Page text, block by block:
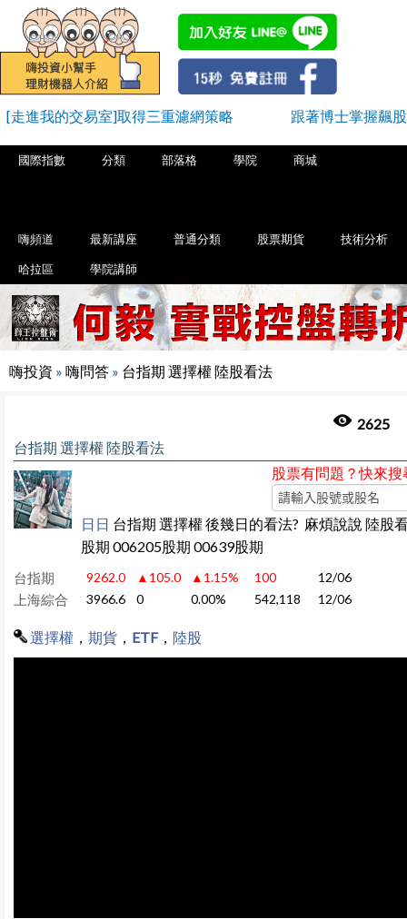
[走進我的交易室]取得三重濾網策略 跟著博士掌握飆
國際指數 分類 部落格 學院 商城
嗨頻道 最新講座 普通分類 股票期貨 技術分析
哈拉區 學院講師
嗨投資 » 嗨問答 » 台指期 選擇權 陸股看法
2625
台指期 選擇權 陸股看法
股票有問題？快來搜
日日 台指期 選擇權 後幾日的看法? 麻煩說說 陸股
股期 006205股期 00639股期
台指期 9262.0 ▲105.0 ▲1.15% 100 12/06
上海綜合 3966.6 0 0.00% 542,118 12/06
選擇權 期貨 ETF， 陸股